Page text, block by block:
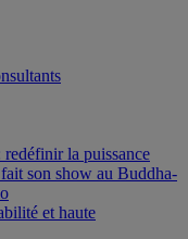
la puissance
son show au Buddha-
et haute